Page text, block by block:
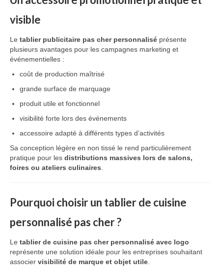
visible
Le tablier publicitaire pas cher personnalisé présente
plusieurs avantages pour les campagnes marketing et
événementielles :
coût de production maîtrisé
grande surface de marquage
produit utile et fonctionnel
visibilité forte lors des événements
accessoire adapté à différents types d’activités
Sa conception légère en non tissé le rend particulièrement
pratique pour les distributions massives lors de salons,
foires ou ateliers culinaires
Pourquoi choisir un tablier de cuisine
personnalisé pas cher ?
Le tablier de cuisine pas cher personnalisé avec logo
représente une solution idéale pour les entreprises souhaitant
associer visibilité de marque et objet utile